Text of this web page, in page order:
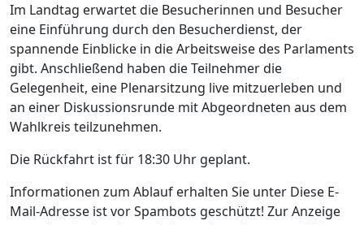
Im Landtag erwartet die Besucherinnen und Besucher
eine Einführung durch den Besucherdienst, der
spannende Einblicke in die Arbeitsweise des Parlaments
gibt. Anschließend haben die Teilnehmer die
Gelegenheit, eine Plenarsitzung live mitzuerleben und
an einer Diskussionsrunde mit Abgeordneten aus dem
Wahlkreis teilzunehmen.
Die Rückfahrt ist für 18:30 Uhr geplant.
Informationen zum Ablauf erhalten Sie unter Diese E-
Mail-Adresse ist vor Spambots geschützt! Zur Anzeige